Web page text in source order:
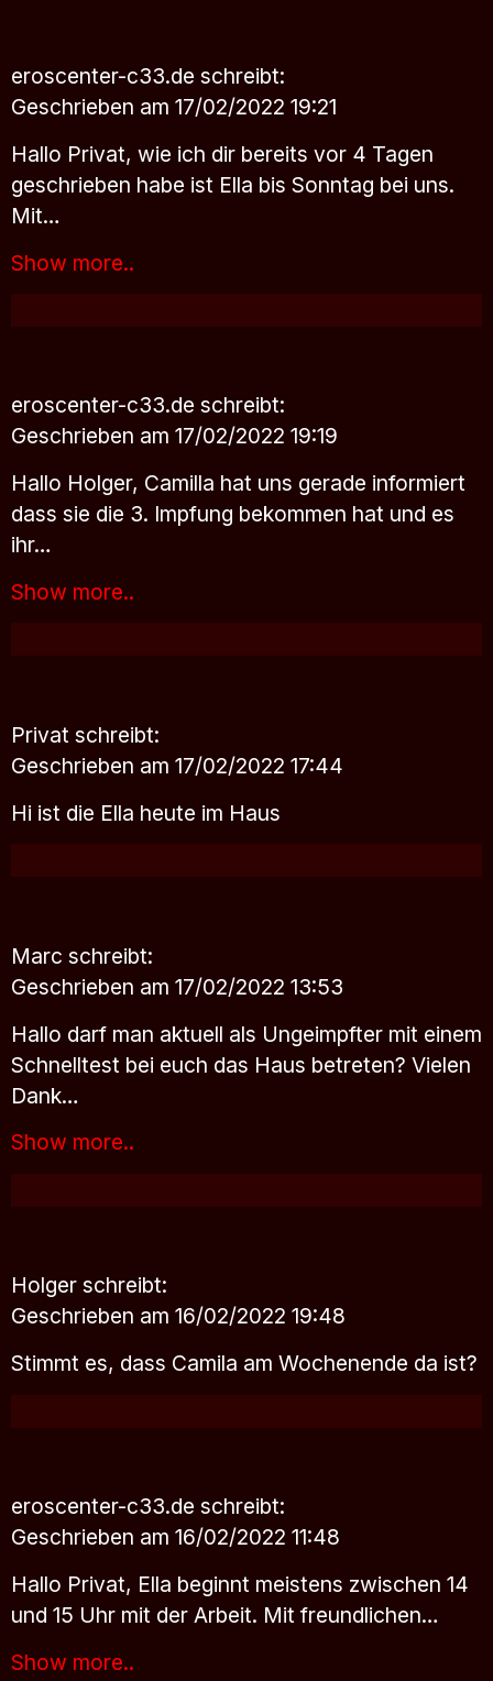
eroscenter-c33.de schreibt:
Geschrieben am 17/02/2022 19:21
Hallo Privat, wie ich dir bereits vor 4 Tagen
geschrieben habe ist Ella bis Sonntag bei uns.
Mit…
Show more..
eroscenter-c33.de schreibt:
Geschrieben am 17/02/2022 19:19
Hallo Holger, Camilla hat uns gerade informiert
dass sie die 3. Impfung bekommen hat und es
ihr…
Show more..
Privat schreibt:
Geschrieben am 17/02/2022 17:44
Hi ist die Ella heute im Haus
Marc schreibt:
Geschrieben am 17/02/2022 13:53
Hallo darf man aktuell als Ungeimpfter mit einem
Schnelltest bei euch das Haus betreten? Vielen
Dank…
Show more..
Holger schreibt:
Geschrieben am 16/02/2022 19:48
Stimmt es, dass Camila am Wochenende da ist?
eroscenter-c33.de schreibt:
Geschrieben am 16/02/2022 11:48
Hallo Privat, Ella beginnt meistens zwischen 14
und 15 Uhr mit der Arbeit. Mit freundlichen…
Show more..